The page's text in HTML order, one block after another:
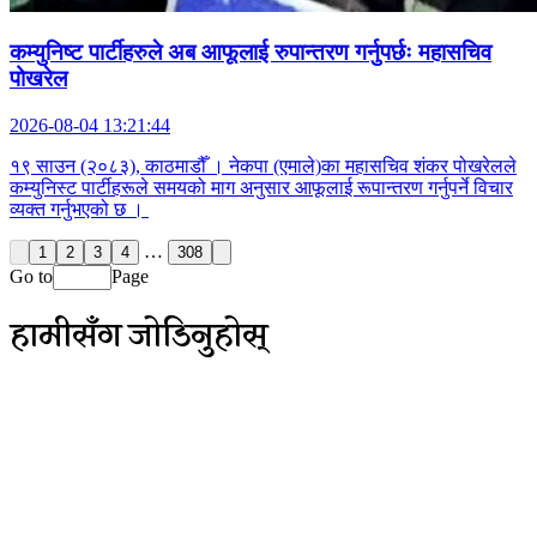
कम्युनिष्ट पार्टीहरुले अब आफूलाई रुपान्तरण गर्नुपर्छः महासचिव
पोखरेल
2026-08-04 13:21:44
१९ साउन (२०८३), काठमाडौँ । नेकपा (एमाले)का महासचिव शंकर पोखरेलले
कम्युनिस्ट पार्टीहरूले समयको माग अनुसार आफूलाई रूपान्तरण गर्नुपर्ने विचार
व्यक्त गर्नुभएको छ ।
1 2 3 4 … 308
Go to Page
हामीसँग जोडिनुहोस्